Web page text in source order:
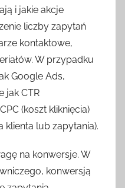
i jakie akcje
liczby zapytań
kontaktowe,
W przypadku
Google Ads,
jak CTR
(koszt kliknięcia)
klienta lub zapytania).
na konwersje. W
konwersją